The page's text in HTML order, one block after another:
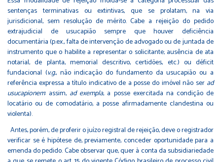
sentenças terminativas ou extintivas, que se prolatam, na via
jurisdicional, sem resolução de mérito. Cabe a rejeição do pedido
extrajudicial de usucapião sempre que houver deficiência
documentária (p.ex., falta de intervenção de advogado ou de juntada de
instrumento que o habilite a representar o solicitante; ausência de ata
notarial, de planta, memorial descritivo, certidões, etc.) ou déficit
fundacional (v.g., não indicação do fundamento da usucapião ou a
referência expressa a título indicativo de a posse do imóvel não ser ad
usucapionem: assim, ad exempla, a posse exercitada na condição de
locatário ou de comodatário, a posse afirmadamente clandestina ou
violenta).
Antes, porém, de proferir o juízo registral de rejeição, deve o registrador
verificar se é hipótese de, previamente, conceder oportunidade para a
emenda do pedido. Cabe observar que, quer à conta da subsidiariedade